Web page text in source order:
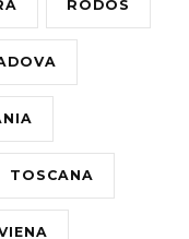
RODOS
TOSCANA